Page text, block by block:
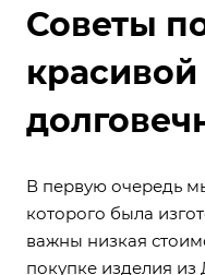
Советы
красивой
В первую очередь
которого была
важны низкая
покупке изделия